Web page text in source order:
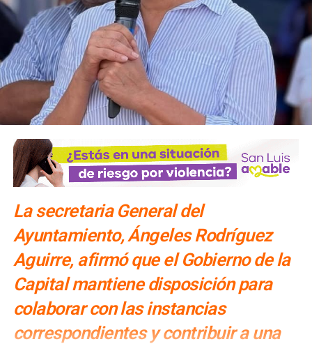
Xóchitl Gálvez; el expresidente del PRD, Agustín Basave,
Guadalupe Acosta Naranjo, Fernando Belaunzarán, Emilio
Álvarez Icaza, Cecilia Soto, Ricardo Pascoe Pierce, Luis
Donaldo Colosio Riojas, entre otros.
Comunicado.
pic.twitter.com/T19zTq0H9I
— Iniciativa Galileos
(@Galileos_)24 de febrero
de 2019
La secretaria General del
Ayuntamiento, Ángeles Rodríguez
Aguirre, afirmó que el Gobierno de la
Capital mantiene disposición para
colaborar con las instancias
correspondientes y contribuir a una